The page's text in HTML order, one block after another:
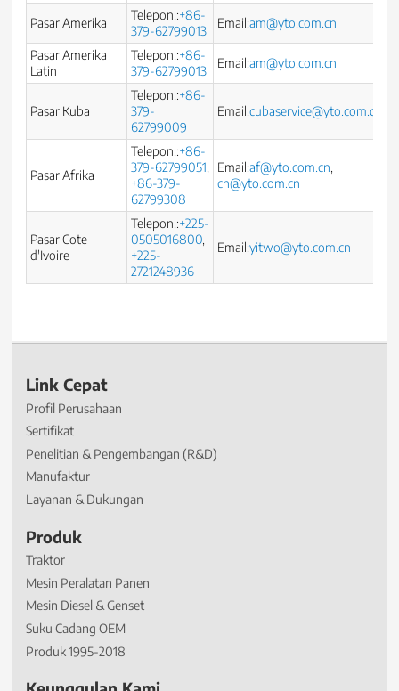
Pasar Amerika
Telepon.:+86-
379-62799013
Email:am@yto.com.cn
Pasar Amerika
Latin
Telepon.:+86-
379-62799013
Email:am@yto.com.cn
Pasar Kuba
Telepon.:+86-
379-
62799009
Email:cubaservice@yto.com.cn
Pasar Afrika
Telepon.:+86-
379-62799051
+86-379-
62799308
Email:af@yto.com.cn
cn@yto.com.cn
Pasar Cote
d'Ivoire
Telepon.:+225-
0505016800
+225-
2721248936
Email:yitwo@yto.com.cn
Link Cepat
Profil Perusahaan
Sertifikat
Penelitian & Pengembangan (R&D)
Manufaktur
Layanan & Dukungan
Produk
Traktor
Mesin Peralatan Panen
Mesin Diesel & Genset
Suku Cadang OEM
Produk 1995-2018